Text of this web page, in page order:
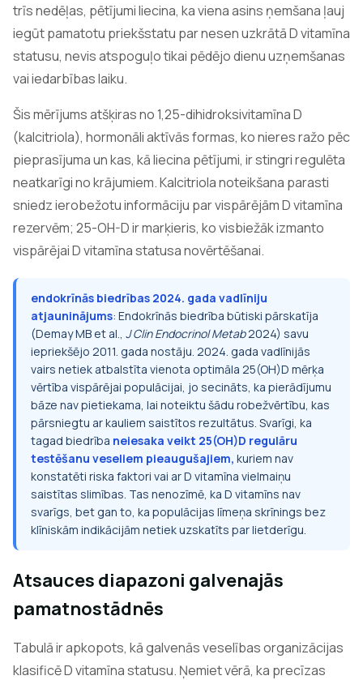
trīs nedēļas, pētījumi liecina, ka viena asins ņemšana ļauj
iegūt pamatotu priekšstatu par nesen uzkrātā D vitamīna
statusu, nevis atspoguļo tikai pēdējo dienu uzņemšanas
vai iedarbības laiku.
Šis mērījums atšķiras no 1,25-dihidroksivitamīna D
(kalcitriola), hormonāli aktīvās formas, ko nieres ražo pēc
pieprasījuma un kas, kā liecina pētījumi, ir stingri regulēta
neatkarīgi no krājumiem. Kalcitriola noteikšana parasti
sniedz ierobežotu informāciju par vispārējām D vitamīna
rezervēm; 25-OH-D ir marķieris, ko visbiežāk izmanto
vispārējai D vitamīna statusa novērtēšanai.
endokrīnās biedrības 2024. gada vadlīniju
atjauninājums: Endokrīnās biedrība būtiski pārskatīja
(Demay MB et al., J Clin Endocrinol Metab2024) savu
iepriekšējo 2011. gada nostāju. 2024. gada vadlīnijās
vairs netiek atbalstīta vienota optimāla 25(OH)D mērķa
vērtība vispārējai populācijai, jo secināts, ka pierādījumu
bāze nav pietiekama, lai noteiktu šādu robežvērtību, kas
pārsniegtu ar kauliem saistītos rezultātus. Svarīgi, ka
tagad biedrība neiesaka veikt 25(OH)D regulāru
testēšanu veseliem pieaugušajiem, kuriem nav
konstatēti riska faktori vai ar D vitamīna vielmaiņu
saistītas slimības. Tas nenozīmē, ka D vitamīns nav
svarīgs, bet gan to, ka populācijas līmeņa skrīnings bez
klīniskām indikācijām netiek uzskatīts par lietderīgu.
Atsauces diapazoni galvenajās
pamatnostādnēs
Tabulā ir apkopots, kā galvenās veselības organizācijas
klasificē D vitamīna statusu. Ņemiet vērā, ka precīzas